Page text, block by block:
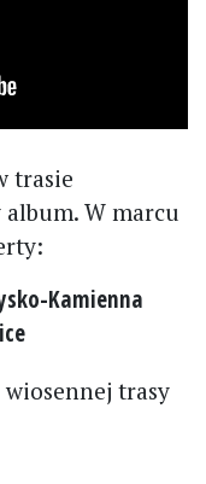
trasie
W marcu
Kamienna
trasy